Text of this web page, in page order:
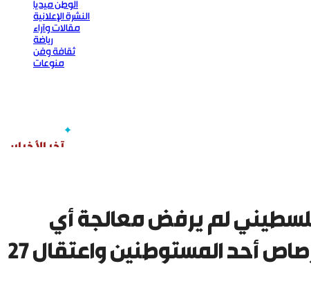
الوطن ميديا
النشرة الإعلانية
مقالات وآراء
رياضة
ثقافة وفن
منوعات
لم يرفض معالجة أي
إسرائيلي … إصابة فلسطيني برصاص أحد المستوطنين واعتقال 27